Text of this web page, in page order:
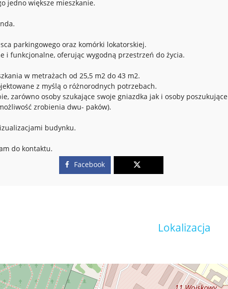
jedno większe mieszkanie.
parkingowego oraz komórki lokatorskiej.
i funkcjonalne, oferując wygodną przestrzeń do życia.
w metrażach od 25,5 m2 do 43 m2.
z myślą o różnorodnych potrzebach.
zarówno osoby szukające swoje gniazdka jak i osoby poszukujące
zrobienia dwu- paków).
budynku.
do kontaktu.
Facebook
Lokalizacja